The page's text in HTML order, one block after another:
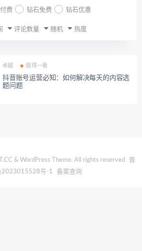
付费 钻石免费 钻石优惠
评论数量 随机 热度
卓越 值得一看
抖音账号运营必知：如何解决每天的内容选
题问题
& WordPress Theme. All rights reserved
晋
2023015528号-1
备案查询